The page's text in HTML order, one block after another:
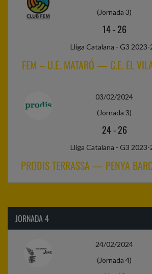
(Jornada 3)
14-26
Lliga Catalana - G3 2023-
FEM – U.E. MATARÓ — C.E. EL
03/02/2024
(Jornada 3)
24-26
Lliga Catalana - G3 2023-
PRODIS TERRASSA — PENYA
JORNADA 4
24/02/2024
(Jornada 4)